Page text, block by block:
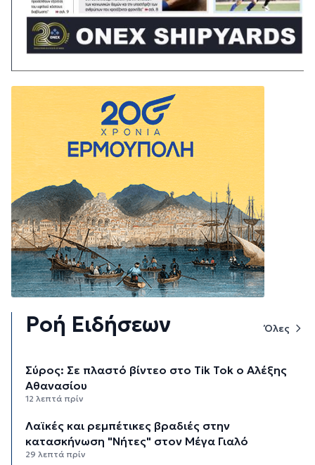
Ροή Ειδήσεων Όλες
Σύρος: Σε πλαστό βίντεο στο Tik Tok ο Αλέξης
Αθανασίου
12 λεπτά πρίν
Λαϊκές και ρεμπέτικες βραδιές στην
κατασκήνωση "Νήτες" στον Μέγα Γιαλό
29 λεπτά πρίν